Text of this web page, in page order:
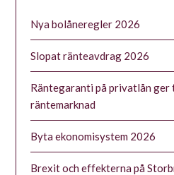
Nya bolåneregler 2026
Slopat ränteavdrag 2026
Räntegaranti på privatlån
räntemarknad
Byta ekonomisystem 2026
Brexit och effekterna på